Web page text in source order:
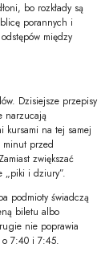
bo rozkłady są
porannych i
między
Dzisiejsze przepisy
narzucają
kursami na tej samej
minut przed
zwiększać
„piki i dziury”.
podmioty świadczą
biletu albo
nie poprawia
o 7:40 i 7:45.